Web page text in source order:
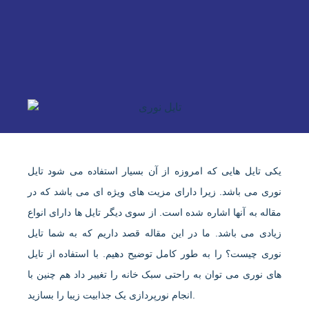
یکی تایل هایی که امروزه از آن بسیار استفاده می شود تایل
نوری می باشد. زیرا دارای مزیت های ویژه ای می باشد که در
مقاله به آنها اشاره شده است. از سوی دیگر تایل ها دارای انواع
زیادی می باشد. ما در این مقاله قصد داریم که به شما تایل
نوری چیست؟ را به طور کامل توضیح دهیم. با استفاده از تایل
های نوری می توان به راحتی سبک خانه را تغییر داد هم چنین با